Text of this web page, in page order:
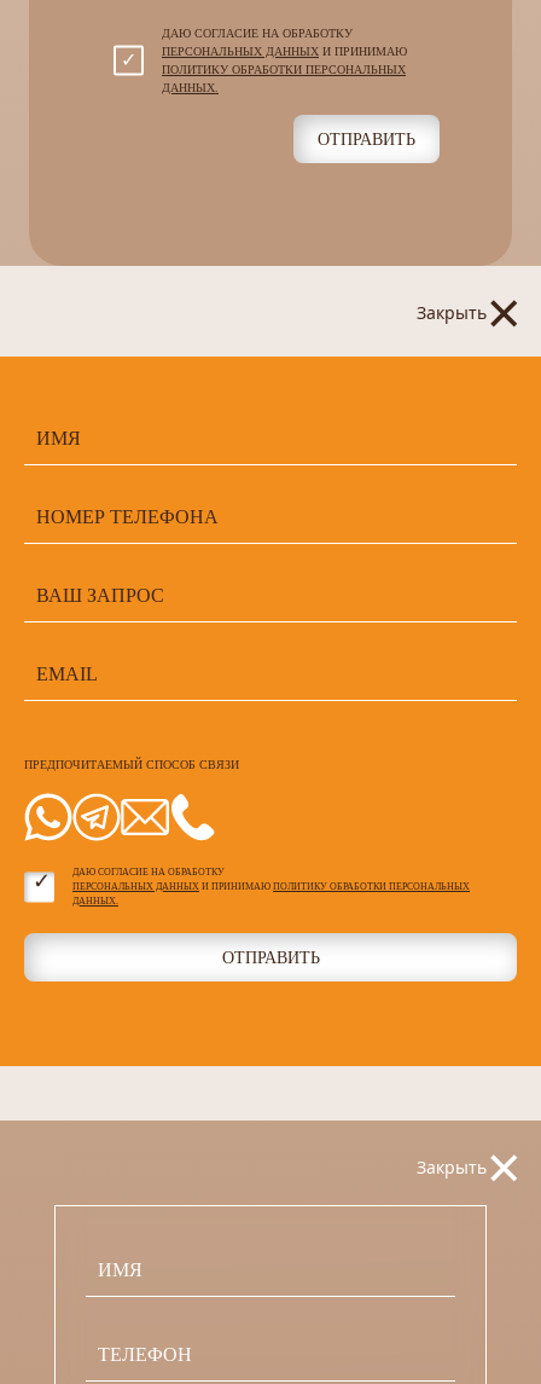
ДАЮ СОГЛАСИЕ НА ОБРАБОТКУ
ПЕРСОНАЛЬНЫХ ДАННЫХ И ПРИНИМАЮ
ПОЛИТИКУ ОБРАБОТКИ ПЕРСОНАЛЬНЫХ
ДАННЫХ.
ОТПРАВИТЬ
Закрыть×
ПРЕДПОЧИТАЕМЫЙ СПОСОБ СВЯЗИ
ДАЮ СОГЛАСИЕ НА ОБРАБОТКУ
ПЕРСОНАЛЬНЫХ ДАННЫХ И ПРИНИМАЮ ПОЛИТИКУ ОБРАБОТКИ ПЕРСОНАЛЬНЫХ
ДАННЫХ.
ОТПРАВИТЬ
Закрыть×